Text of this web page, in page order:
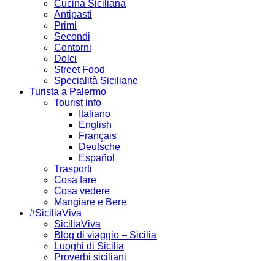
Cucina Siciliana
Antipasti
Primi
Secondi
Contorni
Dolci
Street Food
Specialità Siciliane
Turista a Palermo
Tourist info
Italiano
English
Français
Deutsche
Español
Trasporti
Cosa fare
Cosa vedere
Mangiare e Bere
#SiciliaViva
SiciliaViva
Blog di viaggio – Sicilia
Luoghi di Sicilia
Proverbi siciliani